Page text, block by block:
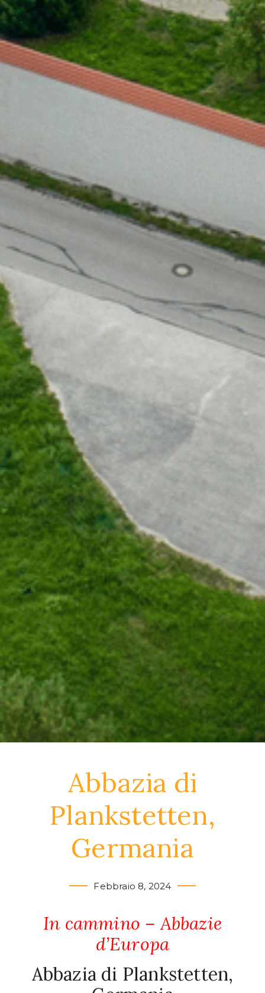
Abbazia di
Plankstetten,
Germania
Febbraio 8, 2024
In cammino – Abbazie
d’Europa
Abbazia di Plankstetten,